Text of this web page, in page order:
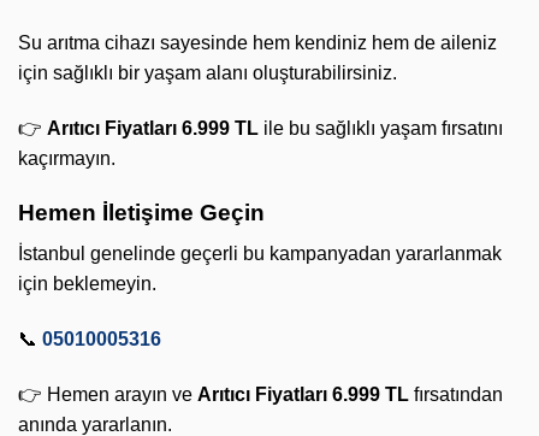
Su arıtma cihazı sayesinde hem kendiniz hem de aileniz
için sağlıklı bir yaşam alanı oluşturabilirsiniz.
👉 Arıtıcı Fiyatları 6.999 TL ile bu sağlıklı yaşam fırsatını
kaçırmayın.
Hemen İletişime Geçin
İstanbul genelinde geçerli bu kampanyadan yararlanmak
için beklemeyin.
📞 05010005316
👉 Hemen arayın ve Arıtıcı Fiyatları 6.999 TL fırsatından
anında yararlanın.